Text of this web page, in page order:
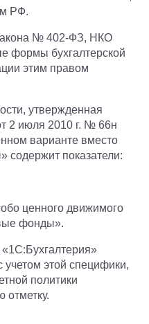
РФ.
№ 402-ФЗ, НКО
формы бухгалтерской
этим правом
утвержденная
2 июля 2010 г. № 66н
варианте вместо
содержит показатели:
ценного движимого
фонды».
учетом этой специфики,
политики
отметку.